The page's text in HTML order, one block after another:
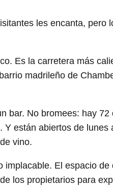
les encanta, pero
Es la carretera más
madrileño de
bar. No bromees: hay
están abiertos de lunes
vino.
El espacio
los propietarios para